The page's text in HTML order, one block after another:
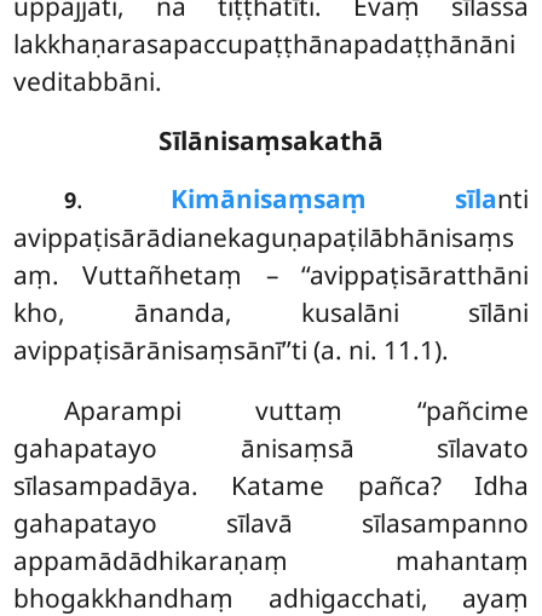
lakkhaṇarasapaccupaṭṭhānapadaṭṭhānāni
veditabbāni.
Sīlānisaṃsakathā
9. Kimānisaṃsaṃ sīlanti
avippaṭisārādianekaguṇapaṭilābhānisaṃs
aṃ. Vuttañhetaṃ – ‘‘avippaṭisāratthāni
kho, ānanda, kusalāni sīlāni
avippaṭisārānisaṃsānī’’ti (a. ni. 11.1).
Aparampi vuttaṃ ‘‘pañcime
gahapatayo ānisaṃsā sīlavato
sīlasampadāya. Katame pañca? Idha
gahapatayo sīlavā sīlasampanno
appamādādhikaraṇaṃ mahantaṃ
bhogakkhandhaṃ adhigacchati, ayaṃ